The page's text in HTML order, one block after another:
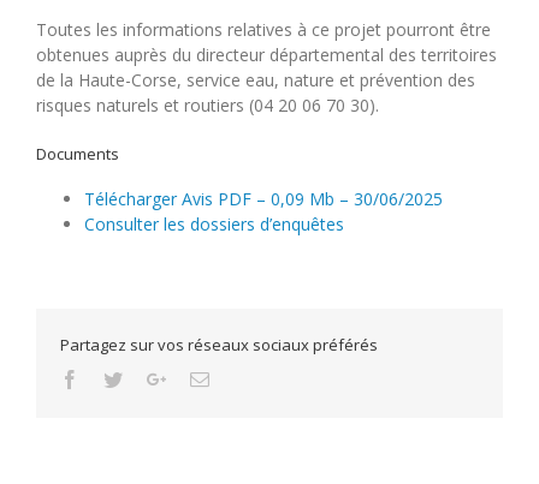
Toutes les informations relatives à ce projet pourront être
obtenues auprès du directeur départemental des territoires
de la Haute-Corse, service eau, nature et prévention des
risques naturels et routiers (04 20 06 70 30).
Documents
Télécharger Avis PDF – 0,09 Mb – 30/06/2025
Consulter les dossiers d’enquêtes
Partagez sur vos réseaux sociaux préférés
Facebook
TwitterGoogle+Email